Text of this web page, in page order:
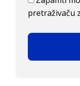
pretraživaču